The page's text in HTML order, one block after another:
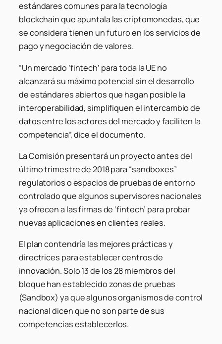
estándares comunes para la tecnología
blockchain que apuntala las criptomonedas, que
se considera tienen un futuro en los servicios de
pago y negociación de valores.
“Un mercado ‘fintech’ para toda la UE no
alcanzará su máximo potencial sin el desarrollo
de estándares abiertos que hagan posible la
interoperabilidad, simplifiquen el intercambio de
datos entre los actores del mercado y faciliten la
competencia”, dice el documento.
La Comisión presentará un proyecto antes del
último trimestre de 2018 para “sandboxes”
regulatorios o espacios de pruebas de entorno
controlado que algunos supervisores nacionales
ya ofrecen a las firmas de ‘fintech’ para probar
nuevas aplicaciones en clientes reales.
El plan contendría las mejores prácticas y
directrices para establecer centros de
innovación. Solo 13 de los 28 miembros del
bloque han establecido zonas de pruebas
(Sandbox) ya que algunos organismos de control
nacional dicen que no son parte de sus
competencias establecerlos.